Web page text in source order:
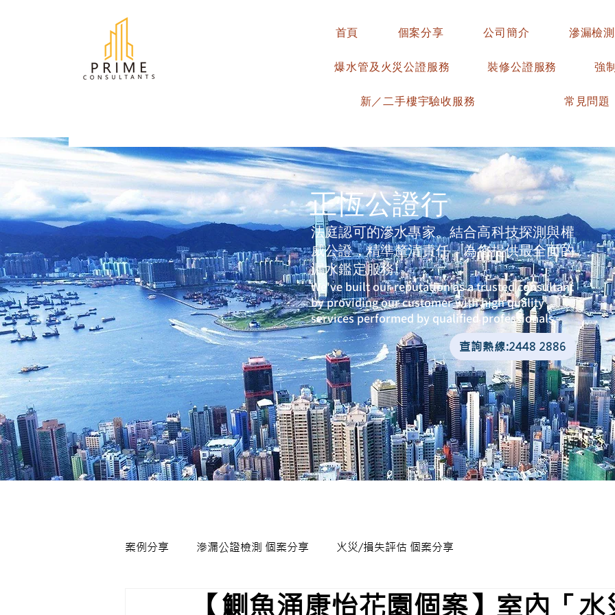
首頁 個案分享 公司簡介 滲漏檢
爆水管及火災公證服務 裝修公證服務 強
新／二手樓宇驗收服務 常見問題
案例分享 滲漏公證檢測 個案分享 火災/損失評估 個案分享
【鰂魚涌康怡花園個案】室內「
​正恆公證行
法庭認可的滲水專家。結合高科技探測與權
威公證，精準釐清責任，為您提供最全面的
漏水鑑定服務。
We've built our reputation as a trusted consultant
by providing our customer with high quality
services performed by qualified professionals.
查詢熱線:2448 2886